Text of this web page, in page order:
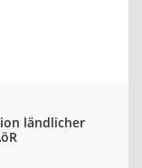
ländlicher